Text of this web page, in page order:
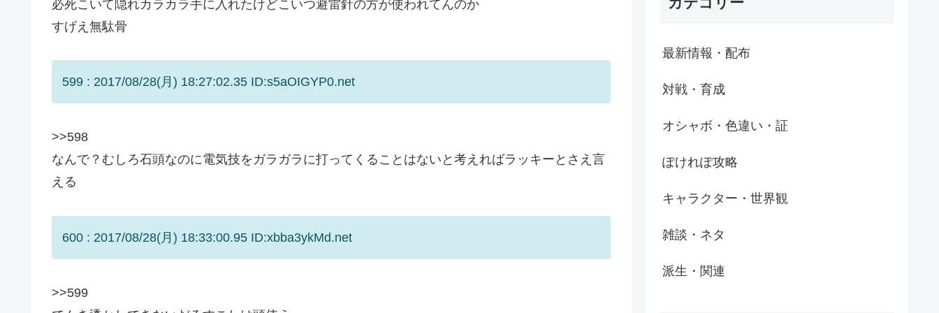
必死こいて隠れカラカラ手に入れたけどこいつ避雷針の方が使われてんのか
すげえ無駄骨
599 : 2017/08/28(月) 18:27:02.35 ID:s5aOIGYP0.net
>>598
なんで？むしろ石頭なのに電気技をガラガラに打ってくることはないと考えればラッキーとさえ言
える
600 : 2017/08/28(月) 18:33:00.95 ID:xbba3ykMd.net
>>599
最新情報・配布
対戦・育成
オシャボ・色違い・証
ぽけれぽ攻略
キャラクター・世界観
雑談・ネタ
派生・関連